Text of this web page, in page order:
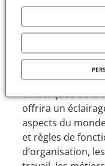
: le transport
navires capables
l’autre du globe
de
La présentation
bord des géants
embarquée de la
offrira un
aspects du
et règles de
d’organisation,